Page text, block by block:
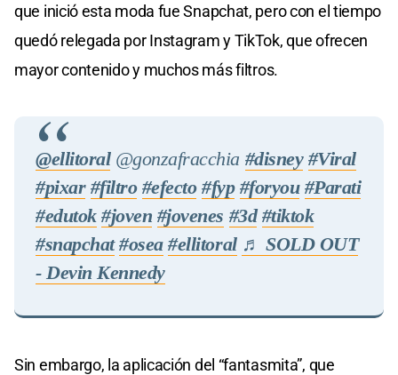
que inició esta moda fue Snapchat, pero con el tiempo
quedó relegada por Instagram y TikTok, que ofrecen
mayor contenido y muchos más filtros.
@ellitoral@gonzafracchia #disney #Viral
#pixar #filtro #efecto #fyp #foryou #Parati
#edutok #joven #jovenes #3d #tiktok
#snapchat #osea #ellitoral ♬ SOLD OUT
- Devin Kennedy
Sin embargo, la aplicación del “fantasmita”, que